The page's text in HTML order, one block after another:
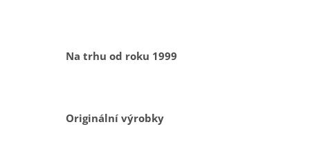
Na trhu od roku 1999
Originální výrobky